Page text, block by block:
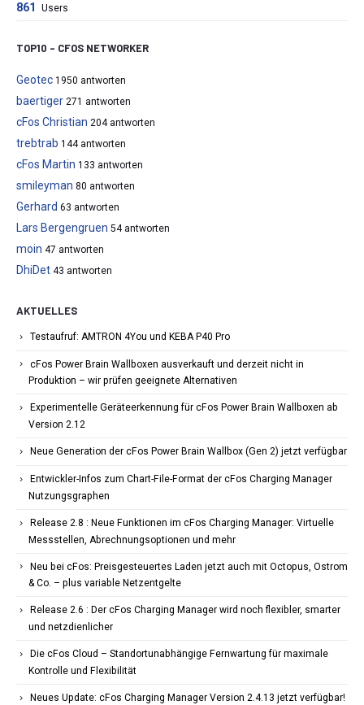
861 Users
TOP10 – CFOS NETWORKER
Geotec 1950 antworten
baertiger 271 antworten
cFos Christian 204 antworten
trebtrab 144 antworten
cFos Martin 133 antworten
smileyman 80 antworten
Gerhard 63 antworten
Lars Bergengruen 54 antworten
moin 47 antworten
DhiDet 43 antworten
AKTUELLES
Testaufruf: AMTRON 4You und KEBA P40 Pro
cFos Power Brain Wallboxen ausverkauft und derzeit nicht in
Produktion – wir prüfen geeignete Alternativen
Experimentelle Geräteerkennung für cFos Power Brain Wallboxen ab
Version 2.12
Neue Generation der cFos Power Brain Wallbox (Gen 2) jetzt verfügbar
Entwickler-Infos zum Chart-File-Format der cFos Charging Manager
Nutzungsgraphen
Release 2.8 : Neue Funktionen im cFos Charging Manager: Virtuelle
Messstellen, Abrechnungsoptionen und mehr
Neu bei cFos: Preisgesteuertes Laden jetzt auch mit Octopus, Ostrom
& Co. – plus variable Netzentgelte
Release 2.6 : Der cFos Charging Manager wird noch flexibler, smarter
und netzdienlicher
Die cFos Cloud – Standortunabhängige Fernwartung für maximale
Kontrolle und Flexibilität
Neues Update: cFos Charging Manager Version 2.4.13 jetzt verfügbar!